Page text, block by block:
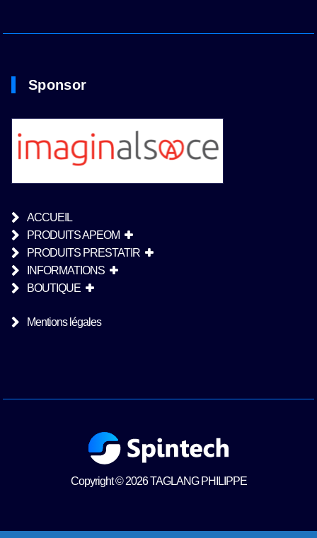
Sponsor
ACCUEIL
PRODUITS APEOM
PRODUITS PRESTATIR
INFORMATIONS
BOUTIQUE
Mentions légales
Copyright © 2026 TAGLANG PHILIPPE